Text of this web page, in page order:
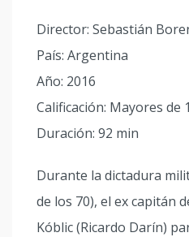
Director: Sebastián
País: Argentina
Año: 2016
Calificación: Mayores de
Duración: 92 min
Durante la dictadura
de los 70), el ex capitán
Kóblic (Ricardo Darín)